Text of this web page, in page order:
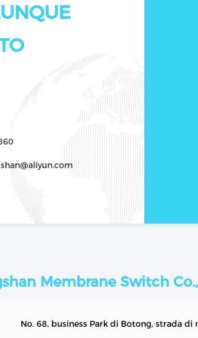
Membrane Switch
No. 68, business Park di Botong, strada